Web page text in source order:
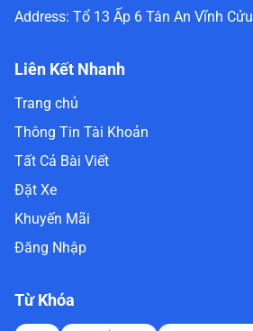
Address: Tổ 13 Ấp 6 Tân An Vĩnh Cửu
Liên Kết Nhanh
Trang chủ
Thông Tin Tài Khoản
Tất Cả Bài Viết
Đặt Xe
Khuyến Mãi
Đăng Nhập
Từ Khóa